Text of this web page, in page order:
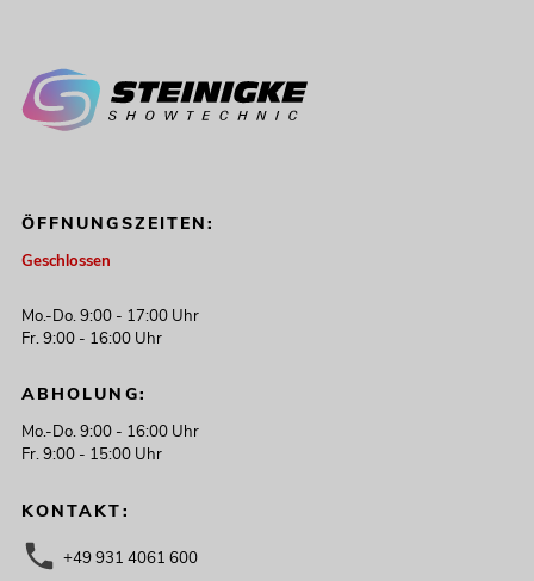
ÖFFNUNGSZEITEN:
Geschlossen
Mo.-Do. 9:00 - 17:00 Uhr
Fr. 9:00 - 16:00 Uhr
ABHOLUNG:
Mo.-Do. 9:00 - 16:00 Uhr
Fr. 9:00 - 15:00 Uhr
KONTAKT:
+49 931 4061 600